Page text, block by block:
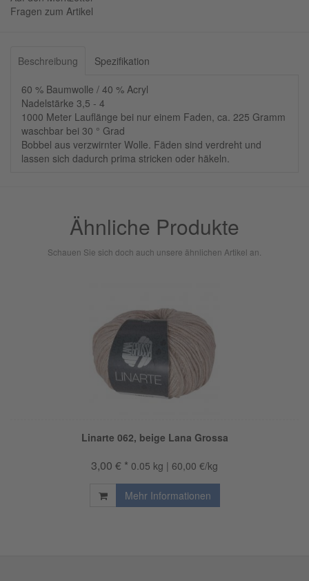
Fragen zum Artikel
Beschreibung Spezifikation
60 % Baumwolle / 40 % Acryl
Nadelstärke 3,5 - 4
1000 Meter Lauflänge bei nur einem Faden, ca. 225 Gramm
waschbar bei 30 ° Grad
Bobbel aus verzwirnter Wolle. Fäden sind verdreht und
lassen sich dadurch prima stricken oder häkeln.
Ähnliche Produkte
Schauen Sie sich doch auch unsere ähnlichen Artikel an.
Linarte 062, beige Lana Grossa
3,00 € * 0.05 kg | 60,00 €/kg
Mehr Informationen